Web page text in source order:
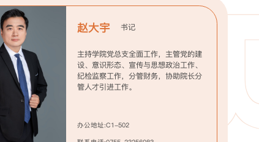
赵大宇 书记
​主持学院党总支全面工作，主管党的建
设、意识形态、宣传与思想政治工作、
纪检监察工作，分管财务，协助院长分
管人才引进工作。
办公地址:C1-502